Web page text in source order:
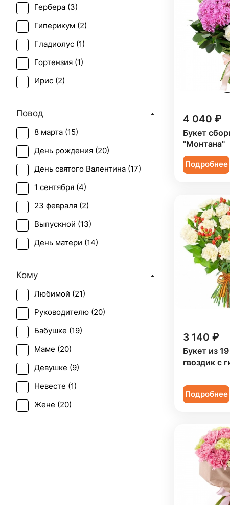
4 040 ₽
Букет
"Монтана"
Подробнее
3 140 ₽
Букет из
гвоздик с
Подробнее
Гербера (3)
Гиперикум (2)
Гладиолус (1)
Гортензия (1)
Ирис (2)
Пион (
Роза (8)
Роза кустовая (5)
Скиммия (1)
Статица (1)
Фрезия (1)
Хризантема (3)
Эустома (3)
Повод
8 марта (15)
День рождения (20)
День святого Валентина (17)
1 сентября (4)
23 февраля (2)
Выпускной (13)
День матери (14)
Первое свидание (
Последний звонок (
Рождение ребенка (
Татьянин день (
Траур (1)
Юбилей ( 11)
Кому
Любимой (21)
Руководителю (20)
Бабушке (19)
Маме (20)
Девушке (9)
Невесте (1)
Жене (20)